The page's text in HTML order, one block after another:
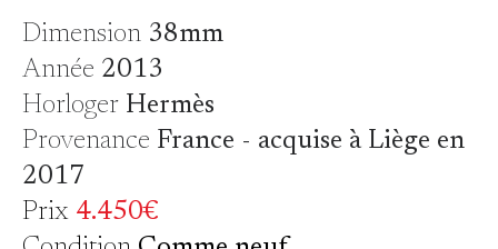
Dimension38mm
Année 2013
HorlogerHermès
Provenance France - acquise à Liège en
2017
Prix 4.450€